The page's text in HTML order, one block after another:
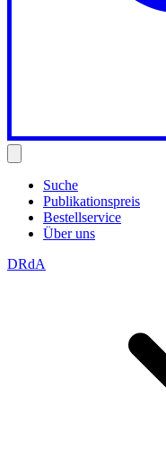
Suche
Publikationspreis
Bestellservice
Über uns
DRdA